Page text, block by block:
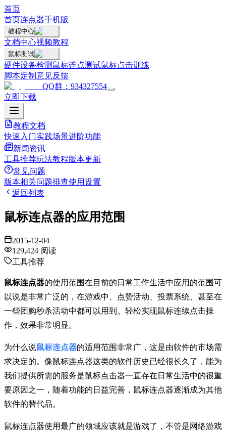
首页
首页连点器手机版
教程中心
文档中心视频教程
鼠标测试
硬件设备检测 鼠标连点测试鼠标点击训练
脚本定制 意见反馈
QQ群：934327554
立即下载
教程文档
快速入门实践场景进阶功能
新闻资讯
工具推荐玩法教程版本更新
常见问题
版本相关问题排查使用设置
返回列表
鼠标连点器的应用范围
2015-12-04
129,424 阅读
工具推荐
鼠标连点器的使用范围在目前的日常工作生活中应用的范围可
以说是非常广泛的，在游戏中、点赞活动、投票系统、甚至在
一些团购秒杀活动中都可以用到。轻松实现鼠标连续点击操
作，效果非常明显。
为什么说鼠标连点器的适用范围非常广，这是由软件的市场需
求决定的。像鼠标连点器这类的软件历史已经很长久了，能为
我们提供所需的服务是鼠标点击器一直存在日常生活中的很重
要原因之一，随着功能的日益完善，鼠标连点器逐渐成为其他
软件的替代品。
鼠标连点器使用最广的领域应该就是游戏了，不管是网络游戏